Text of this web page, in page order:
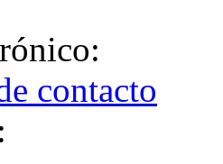
contacto